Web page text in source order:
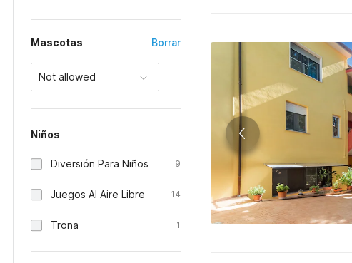
Mascotas Borrar
Not allowed
Niños
Diversión Para Niños 9
Juegos Al Aire Libre 14
Trona 1